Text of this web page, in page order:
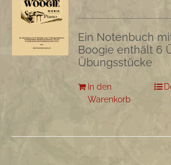
Ein Notenbuch
Boogie enthält 6
Übungsstücke
In den
Warenkorb